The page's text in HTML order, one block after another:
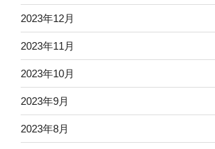
2023年12月
2023年11月
2023年10月
2023年9月
2023年8月